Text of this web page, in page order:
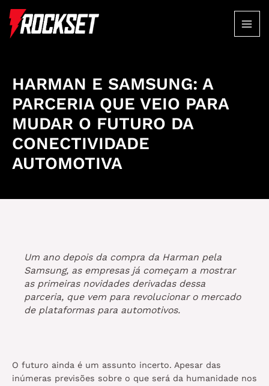
para
HARMAN E SAMSUNG: A
PARCERIA QUE VEIO PARA
MUDAR O FUTURO DA
CONECTIVIDADE
AUTOMOTIVA
Um ano depois da compra da Harman pela
Samsung, as empresas já começam a mostrar
as primeiras novidades derivadas dessa
parceria, que vem para revolucionar o mercado
de plataformas para automotivos.
O futuro ainda é um assunto incerto. Apesar das
inúmeras previsões sobre o que será da humanidade nos